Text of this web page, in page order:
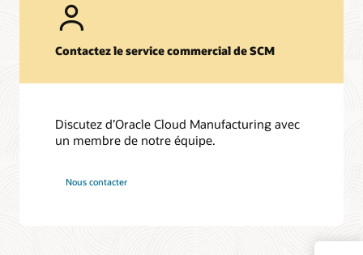
Contactez le service commercial de SCM
Discutez d’Oracle Cloud Manufacturing avec
un membre de notre équipe.
Nous contacter